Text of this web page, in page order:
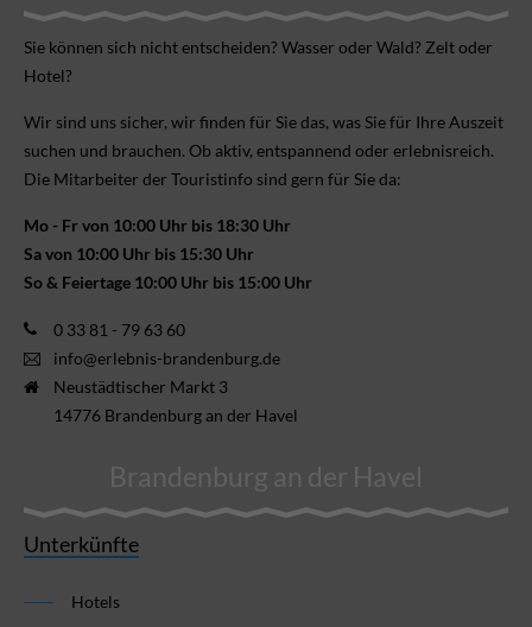
Sie können sich nicht ent­scheiden? Wasser oder Wald? Zelt oder
Hotel?
Wir sind uns sicher, wir finden für Sie das, was Sie für Ihre Aus­zeit
suchen und brauchen. Ob aktiv, ent­spannend oder erlebnis­reich.
Die Mitarbeiter der Touristinfo sind gern für Sie da:
Mo - Fr von 10:00 Uhr bis 18:30 Uhr
Sa von 10:00 Uhr bis 15:30 Uhr
So & Feiertage 10:00 Uhr bis 15:00 Uhr
0 33 81 - 79 63 60
info@erlebnis-brandenburg.de
Neustädtischer Markt 3
14776 Brandenburg an der Havel
Brandenburg an der Havel
Unterkünfte
Hotels